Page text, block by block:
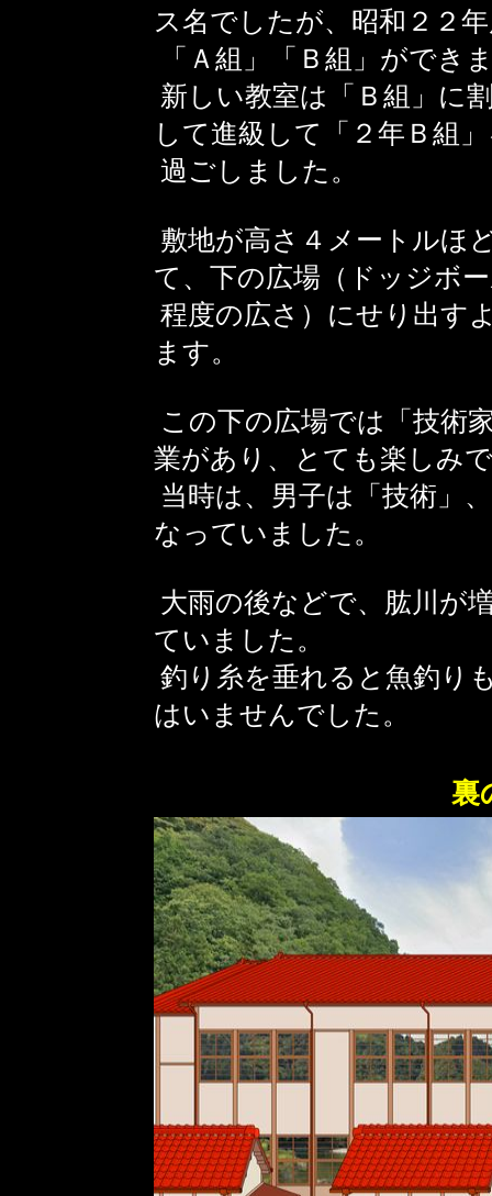
ス名でしたが、昭和２２
「Ａ組」「Ｂ組」ができ
新しい教室は「Ｂ組」に
して進級して「２年Ｂ組
過ごしました。
敷地が高さ４メートルほ
て、下の広場（ドッジボ
程度の広さ）にせり出す
ます。
この下の広場では「技術
業があり、とても楽しみ
当時は、男子は「技術」
なっていました。
大雨の後などで、肱川が
ていました。
釣り糸を垂れると魚釣り
はいませんでした。
裏